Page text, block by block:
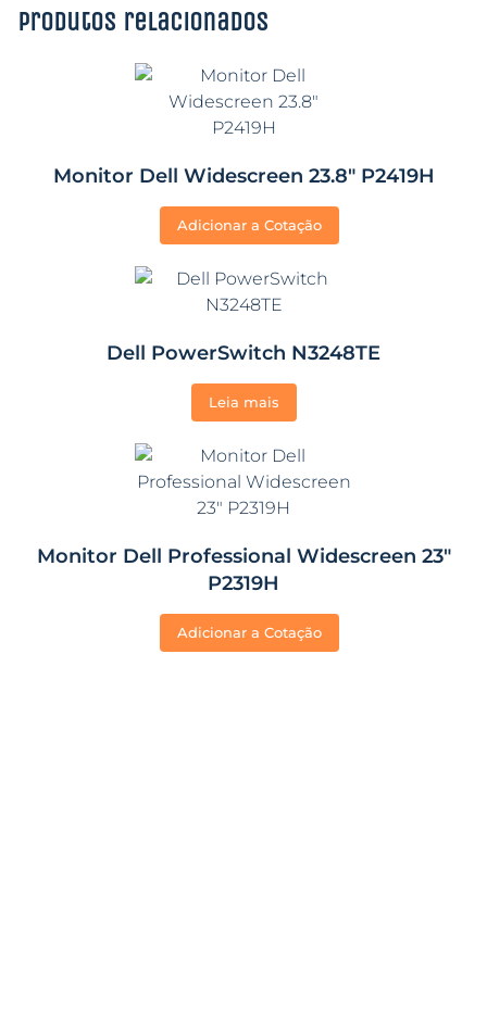
Produtos relacionados
Monitor Dell Widescreen 23.8″ P2419H
Adicionar a Cotação
Dell PowerSwitch N3248TE
Leia mais
Monitor Dell Professional Widescreen 23″
P2319H
Adicionar a Cotação